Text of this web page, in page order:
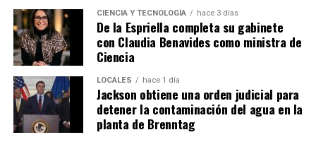
CIENCIA Y TECNOLOGÍA hace 3 días
De la Espriella completa su gabinete
con Claudia Benavides como ministra de
Ciencia
LOCALES hace 1 día
Jackson obtiene una orden judicial para
detener la contaminación del agua en la
planta de Brenntag